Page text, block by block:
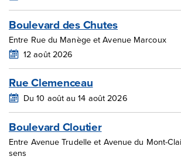
Boulevard des Chutes
Entre Rue du Manège et Avenue Marcoux
12 août 2026
Rue Clemenceau
Du 10 août au 14 août 2026
Boulevard Cloutier
Entre Avenue Trudelle et Avenue du Mont-
sens